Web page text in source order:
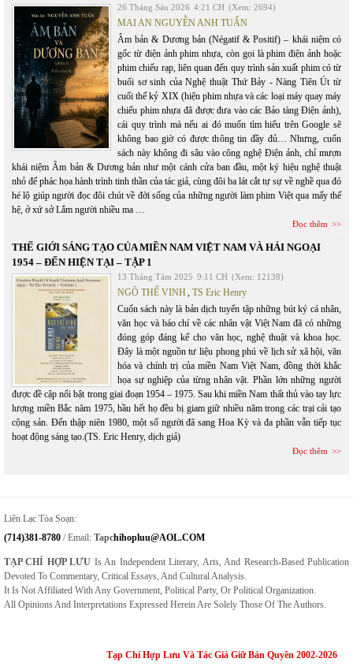
26 Tháng Sáu 2026 4:21 CH (Xem: 2694)
MAI AN NGUYỄN ANH TUẤN
Âm bản & Dương bản (Négatif & Positif) – khái niệm có
gốc từ điện ảnh phim nhựa, còn gọi là phim điện ảnh hoặc
phim chiếu rạp, liên quan đến quy trình sản xuất phim có từ
buổi sơ sinh của Nghệ thuật Thứ Bảy - Nàng Tiên Út từ
cuối thế kỷ XIX (hiện phim nhựa và các loại máy quay máy
chiếu phim nhựa đã được đưa vào các Bảo tàng Điện ảnh),
cái quy trình mà nếu ai đó muốn tìm hiểu trên Google sẽ
không bao giờ có được thông tin đầy đủ… Nhưng, cuốn
sách này không đi sâu vào công nghệ Điện ảnh, chỉ mượn
khái niệm Âm bản & Dương bản như một cánh cửa ban đầu, một ký hiệu nghệ thuật
nhỏ để phác họa hành trình tinh thần của tác giả, cùng đôi ba lát cắt tự sự về nghề qua đó
hé lộ giúp người đọc đôi chút về đời sống của những người làm phim Việt qua mấy thế
hệ, ở xứ sở Lắm người nhiều ma …
Đọc thêm
THẾ GIỚI SÁNG TẠO CỦA MIỀN NAM VIỆT NAM VÀ HẢI NGOẠI
1954 – ĐẾN HIỆN TẠI – TẬP 1
13 Tháng Tám 2025 9:11 CH (Xem: 12138)
NGÔ THẾ VINH, TS Eric Henry
Cuốn sách này là bản dịch tuyển tập những bút ký cá nhân,
văn học và báo chí về các nhân vật Việt Nam đã có những
đóng góp đáng kể cho văn học, nghệ thuật và khoa học.
Đây là một nguồn tư liệu phong phú về lịch sử xã hội, văn
hóa và chính trị của miền Nam Việt Nam, đồng thời khắc
họa sự nghiệp của từng nhân vật. Phần lớn những người
được đề cập nổi bật trong giai đoạn 1954 – 1975. Sau khi miền Nam thất thủ vào tay lực
lượng miền Bắc năm 1975, hầu hết họ đều bị giam giữ nhiều năm trong các trại cải tạo
cộng sản. Đến thập niên 1980, một số người đã sang Hoa Kỳ và đa phần vẫn tiếp tục
hoạt động sáng tạo.(TS. Eric Henry, dịch giả)
Đọc thêm
Liên Lạc Tòa Soạn:
(714)381-8780 / Email: TapcHihopluu@AOL.COM
TẠP CHÍ HỢP LƯU Is An Independent Literary, Arts, And Research-Based Publication
Devoted To Commentary, Critical Essays, And Cultural Analysis.
It Is Not Affiliated With Any Government, Political Party, Or Political Organization.
All Opinions And Interpretations Expressed Herein Are Solely Those Of The Authors.
Tạp Chí Hợp Lưu Và Tác Giả Giữ Bản Quyền 2002-2026